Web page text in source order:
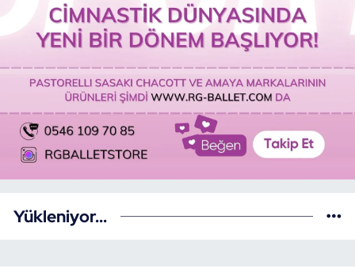
Yükleniyor...